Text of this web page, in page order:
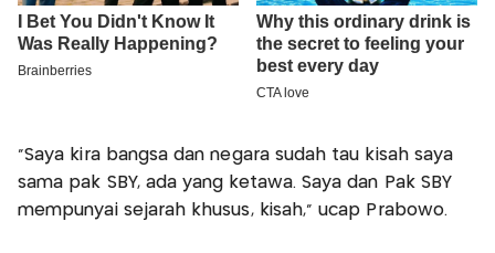
"Saya kira bangsa dan negara sudah tau kisah saya
sama pak SBY, ada yang ketawa. Saya dan Pak SBY
mempunyai sejarah khusus, kisah," ucap Prabowo.